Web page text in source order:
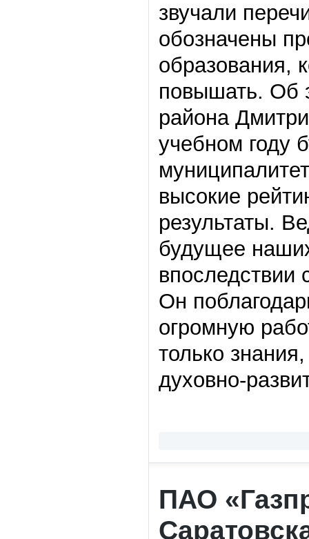
звучали
обозначены
образования,
повышать. Об
района
учебном году
высокие
результаты.
будущее
впоследствии
Он
огромную
только
духовно-
ПАО